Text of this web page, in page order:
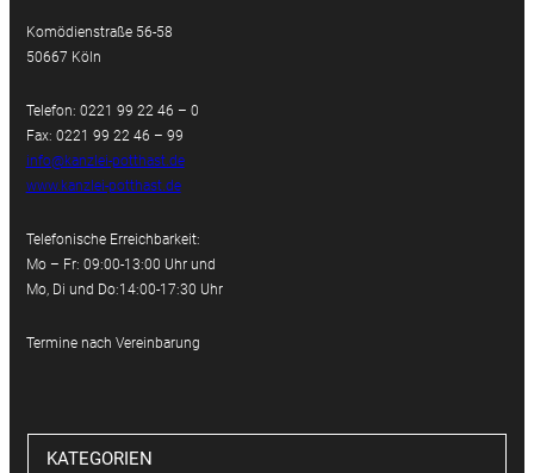
Komödienstraße 56-58
50667 Köln
Telefon: 0221 99 22 46 – 0
Fax: 0221 99 22 46 – 99
info@kanzlei-potthast.de
www.kanzlei-potthast.de
Telefonische Erreichbarkeit:
Mo – Fr: 09:00-13:00 Uhr und
Mo, Di und Do:14:00-17:30 Uhr
Termine nach Vereinbarung
KATEGORIEN